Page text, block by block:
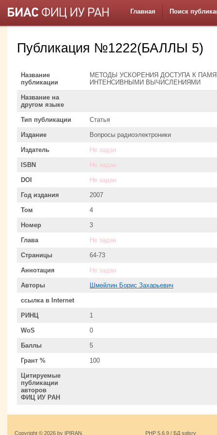
Главная Поиск
Публикация №1222(БАЛЛЫ 5)
Название
публикации
МЕТОДЫ УСКОРЕНИЯ ДОСТУПА К
ИНТЕНСИВНЫМИ ВЫЧИСЛЕНИЯМИ
Название на
другом языке
Тип публикации Статья
Издание Вопросы радиоэлектроники
Издатель Не задан
ISBN Не задан
DOI Не задан
Год издания 2007
Том 4
Номер 3
Глава Не задан
Страницы 64-73
Аннотация Не задан
Авторы Шмейлин Борис Захарьевич
ссылка в Internet
РИНЦ 1
WoS 0
Баллы 5
Грант % 100
Цитируемые
публикации
авторов
ФИЦ ИУ РАН
Copyright © 2026 by IPIRAN.
PHP 5.6.9 / БД sqlsrv